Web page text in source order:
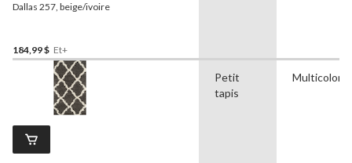
Dallas 257, beige/ivoire
184,99 $ Et+
Petit
tapis
Multicolore